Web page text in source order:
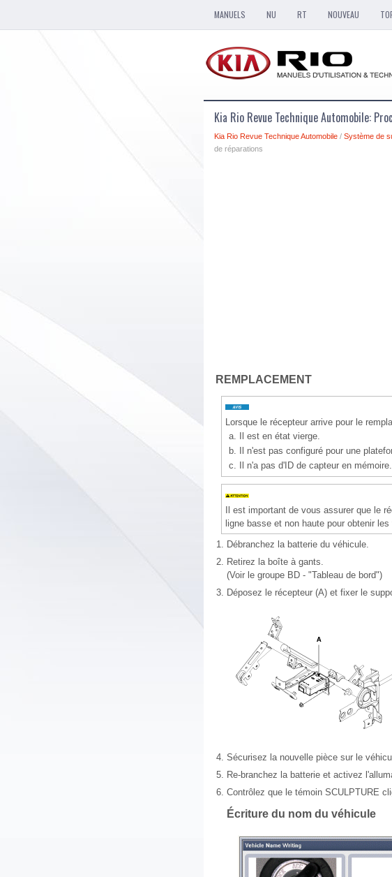
MANUELS NU RT NOUVEAU
Kia Rio Revue Technique Automobile:
Kia Rio Revue Technique Automobile / Système de
de réparations
REMPLACEMENT
Lorsque le récepteur arrive pour le
a.
Il est en état vierge.
b.
Il n'est pas configuré pour une
c.
Il n'a pas d'ID de capteur en mémoire.
Il est important de vous assurer que le
ligne basse et non haute pour obtenir
1. Débranchez la batterie du véhicule.
2. Retirez la boîte à gants.
(Voir le groupe BD - "Tableau de bord")
3. Déposez le récepteur (A) et fixer le
4. Sécurisez la nouvelle pièce sur le
5. Re-branchez la batterie et activez
6. Contrôlez que le témoin SCULPTURE
Écriture du nom du véhicule